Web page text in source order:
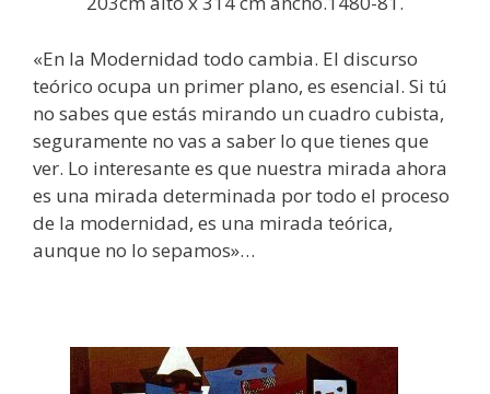
«En la Modernidad todo cambia. El discurso
teórico ocupa un primer plano, es esencial. Si tú
no sabes que estás mirando un cuadro cubista,
seguramente no vas a saber lo que tienes que
ver. Lo interesante es que nuestra mirada ahora
es una mirada determinada por todo el proceso
de la modernidad, es una mirada teórica,
aunque no lo sepamos»…